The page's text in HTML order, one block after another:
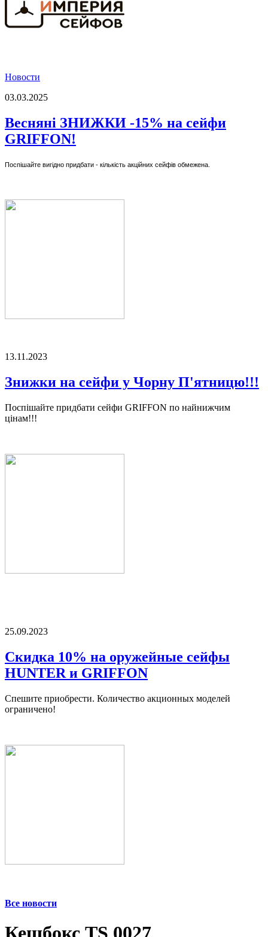
Новости
03.03.2025
Весняні ЗНИЖКИ -15% на сейфи
GRIFFON!
Поспішайте вигідно придбати - кількість акційних сейфів обмежена.
13.11.2023
Знижки на сейфи у Чорну П'ятницю!!!
Поспішайте придбати сейфи GRIFFON по найнижчим
цінам!!!
25.09.2023
Скидка 10% на оружейные сейфы
HUNTER и GRIFFON
Спешите приобрести. Количество акционных моделей
ограничено!
Все новости
Кешбокс TS 0027